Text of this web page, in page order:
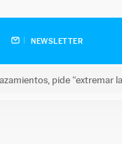
NEWSLETTER
pide “extremar